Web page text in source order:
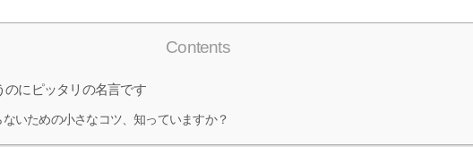
Contents
のにピッタリの名言です
ないための小さなコツ、知っていますか？